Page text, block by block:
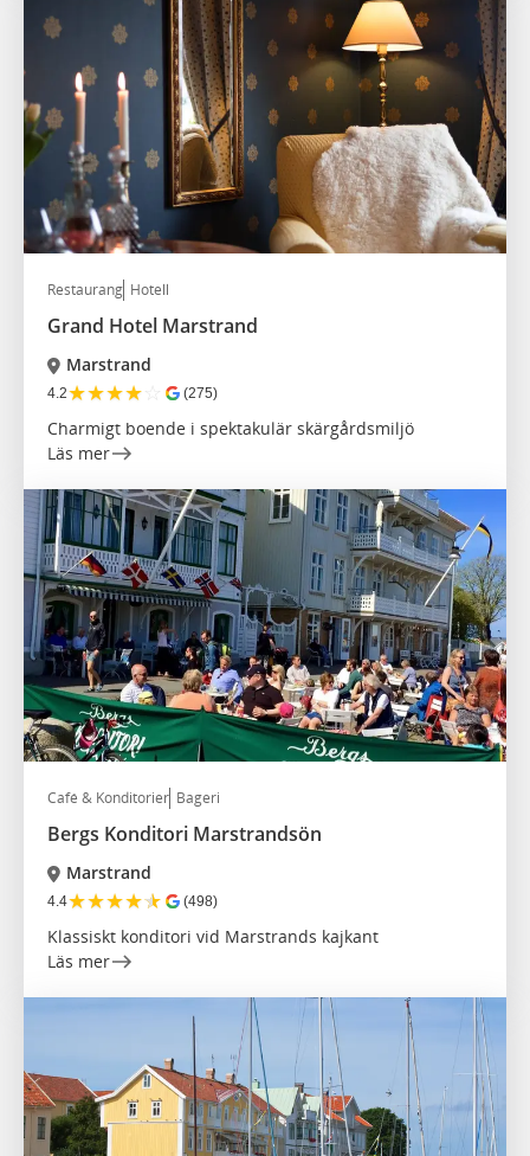
Restaurang Hotell
Grand Hotel Marstrand
Marstrand
4.2★★★★☆ (275)
Charmigt boende i spektakulär skärgårdsmiljö
Läs mer
Café & Konditorier Bageri
Bergs Konditori Marstrandsön
Marstrand
4.4★★★★★ (498)
Klassiskt konditori vid Marstrands kajkant
Läs mer